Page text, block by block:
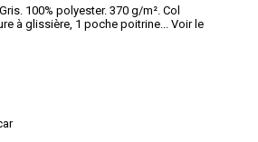
100% polyester. 370 g/m². Col
à glissière, 1 poche poitrine...
Voir le